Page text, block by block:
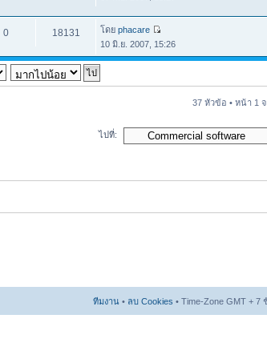
0 18131 โดยphacare
10 มิ.ย. 2007, 15:26
37 หัวข้อ • หน้า 1
ไปที่:
ทีมงาน • ลบ Cookies • Time-Zone GMT + 7